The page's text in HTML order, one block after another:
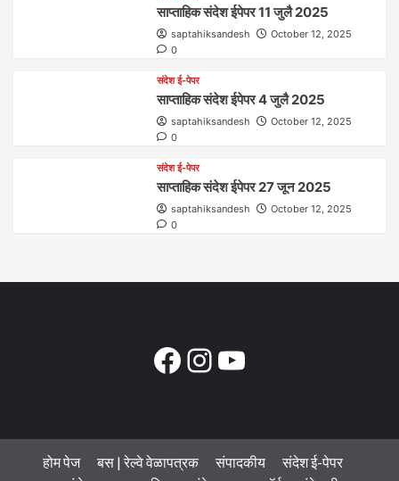
साप्ताहिक संदेश ईपेपर 11 जुलै 2025
saptahiksandesh
October 12, 2025
0
संदेश ई-पेपर
साप्ताहिक संदेश ईपेपर 4 जुलै 2025
saptahiksandesh
October 12, 2025
0
संदेश ई-पेपर
साप्ताहिक संदेश ईपेपर 27 जून 2025
saptahiksandesh
October 12, 2025
0
Facebook
Instagram
YouTube
होम पेज बस | रेल्वे वेळापत्रक संपादकीय
संदेश ई-पेपर